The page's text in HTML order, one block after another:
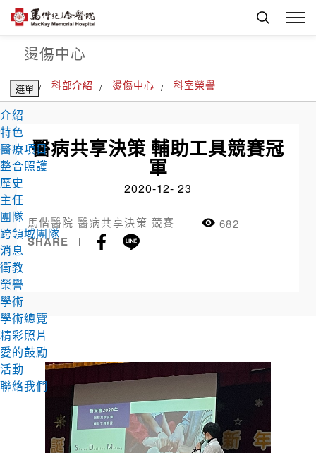
首頁 科部介紹 燙傷中心 科室榮譽
燙傷中心
選單
介紹
特色
醫療項目
整合照護
歷史
主任
團隊
跨領域團隊
消息
衛教
榮譽
學術
學術總覽
精彩照片
愛的鼓勵
活動
聯絡我們
醫病共享決策 輔助工具競賽冠
軍
2020-12- 23
馬偕醫院 醫病共享決策 競賽 682
SHARE Facebook